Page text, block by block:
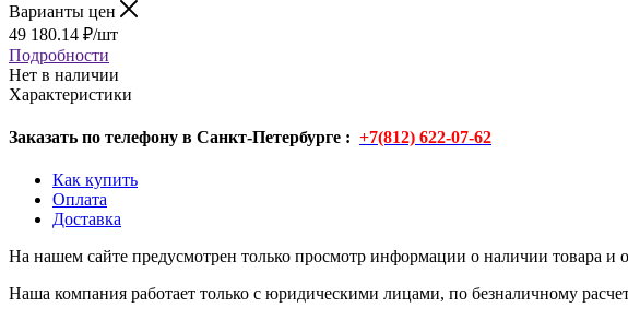
Варианты цен
49 180.14 ₽/шт
Подробности
Нет в наличии
Характеристики
Заказать по телефону в Санкт-Петербурге : +7(812) 622-07-62
Как купить
Оплата
Доставка
На нашем сайте предусмотрен только просмотр информации о наличии товара и
Наша компания работает только с юридическими лицами, по безналичному